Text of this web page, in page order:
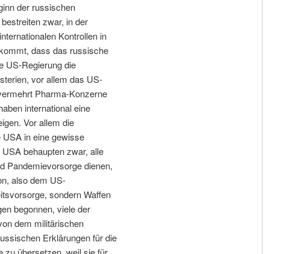
der russischen
zwar, in der
Kontrollen in
dass das russische
US-Regierung die
vor allem das US-
Pharma-Konzerne
international eine
Vor allem die
in eine gewisse
behaupten zwar, alle
Pandemievorsorge dienen,
also dem US-
sondern Waffen
begonnen, viele der
dem militärischen
Erklärungen für die